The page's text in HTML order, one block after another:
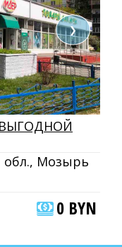
❯
обл., Мозырь
0 BYN